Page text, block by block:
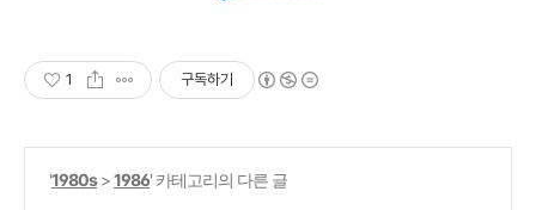
1 구독하기
'1980s>1986' 카테고리의 다른 글